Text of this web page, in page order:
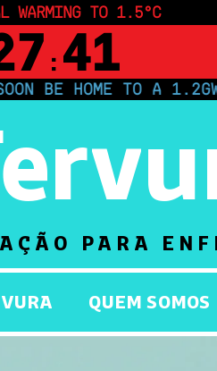
WARMING TO 1.5°C
: 40
TO A 1.2GW
PARA
QUEM SOMOS